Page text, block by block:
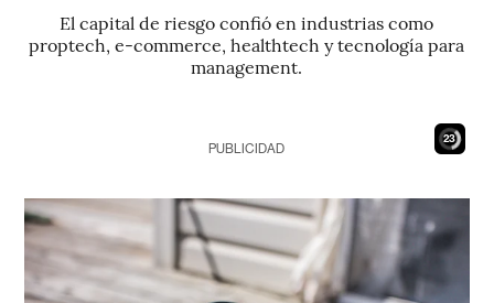
El capital de riesgo confió en industrias como
proptech, e-commerce, healthtech y tecnología para
management.
21
PUBLICIDAD